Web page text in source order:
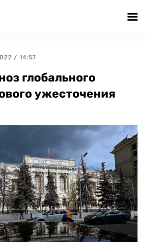
/ 14:57
глобального
ужесточения